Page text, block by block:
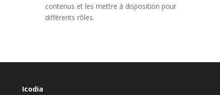
contenus et les mettre à disposition pour
différents rôles.
Icodia